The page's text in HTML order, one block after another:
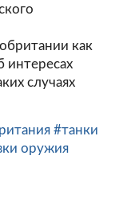
как
интересах
случаях
#танки
оружия